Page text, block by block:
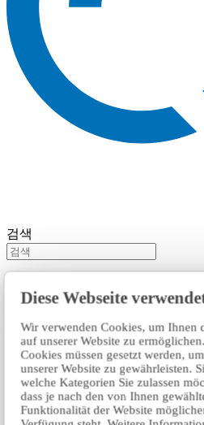
Diese Webseite
Wir verwenden Cookies, um Ihnen
auf unserer Website zu
Cookies müssen gesetzt werden,
unserer Website zu gewährleisten.
welche Kategorien Sie zulassen
dass je nach den von Ihnen
Funktionalität der Website
검색